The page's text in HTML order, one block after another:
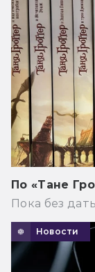
По «Тане
Пока без
Новости